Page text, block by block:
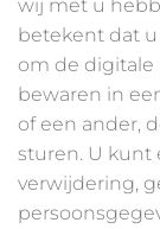
wij met u
betekent dat
om de digitale
bewaren in
of een ander,
sturen. U kunt
verwijdering,